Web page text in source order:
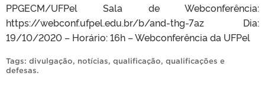
PPGECM/UFPel Sala de Webconferência:
https://webconf.ufpel.edu.br/b/and-thg-7az Dia:
19/10/2020 – Horário: 16h – Webconferência da UFPel
Tags: divulgação, notícias, qualificação, qualificações e
defesas.